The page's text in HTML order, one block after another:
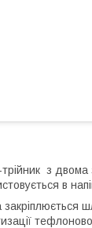
трійник з
в
закріплюється